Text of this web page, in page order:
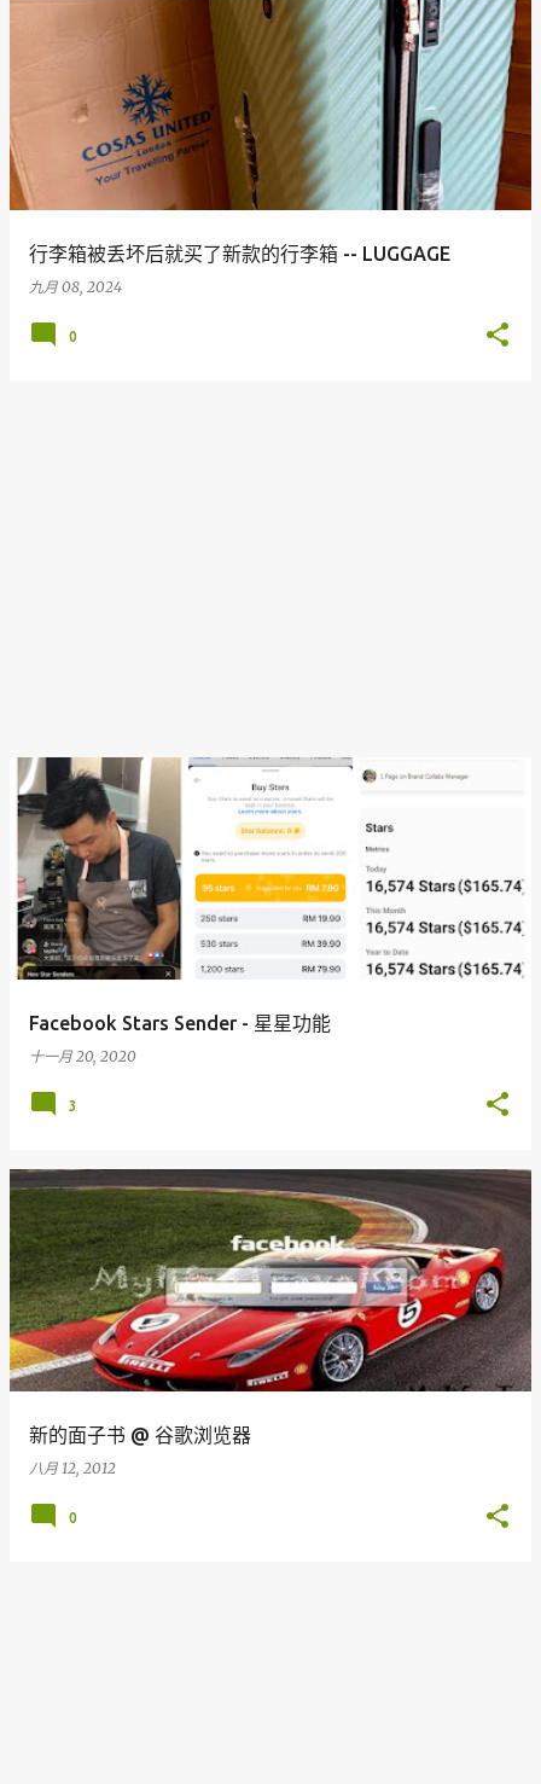
行李箱被丢坏后就买了新款的行李箱 -- LUGGAGE
九月 08, 2024
0
Facebook Stars Sender - 星星功能
十一月 20, 2020
3
新的面子书 @ 谷歌浏览器
八月 12, 2012
0